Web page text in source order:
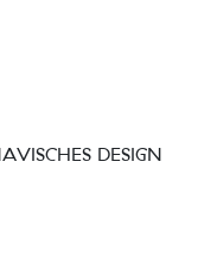
DESIGN